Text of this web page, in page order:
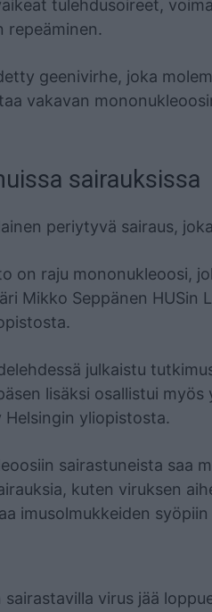
tulehdusoireet,
repeäminen.
geenivirhe, joka
vakavan
sairauksissa
periytyvä sairaus,
on raju mononukleoosi,
Mikko Seppänen HUSin
julkaistu
lisäksi osallistui myös
yliopistosta.
sairastuneista saa
kuten viruksen
imusolmukkeiden
virus jää